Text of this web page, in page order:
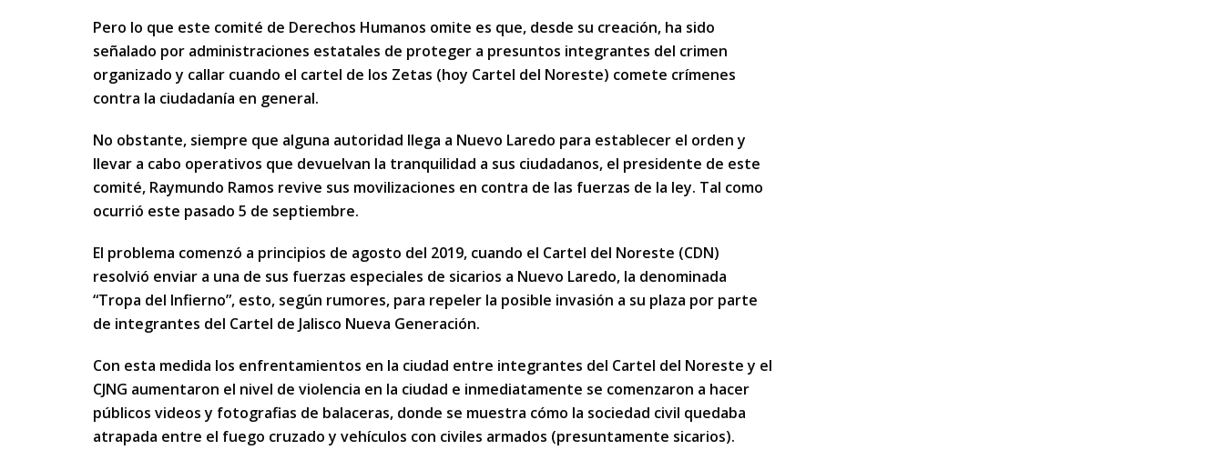
Pero lo que este comité de Derechos Humanos omite es que, desde su creación, ha sido
señalado por administraciones estatales de proteger a presuntos integrantes del crimen
organizado y callar cuando el cartel de los Zetas (hoy Cartel del Noreste) comete crímenes
contra la ciudadanía en general.
No obstante, siempre que alguna autoridad llega a Nuevo Laredo para establecer el orden y
llevar a cabo operativos que devuelvan la tranquilidad a sus ciudadanos, el presidente de este
comité, Raymundo Ramos revive sus movilizaciones en contra de las fuerzas de la ley. Tal como
ocurrió este pasado 5 de septiembre.
El problema comenzó a principios de agosto del 2019, cuando el Cartel del Noreste (CDN)
resolvió enviar a una de sus fuerzas especiales de sicarios a Nuevo Laredo, la denominada
“Tropa del Infierno”, esto, según rumores, para repeler la posible invasión a su plaza por parte
de integrantes del Cartel de Jalisco Nueva Generación.
Con esta medida los enfrentamientos en la ciudad entre integrantes del Cartel del Noreste y el
CJNG aumentaron el nivel de violencia en la ciudad e inmediatamente se comenzaron a hacer
públicos videos y fotografias de balaceras, donde se muestra cómo la sociedad civil quedaba
atrapada entre el fuego cruzado y vehículos con civiles armados (presuntamente sicarios).